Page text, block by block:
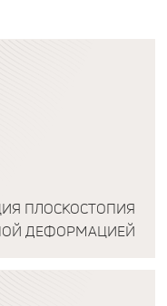
ПЛОСКОСТОПИЯ
ДЕФОРМАЦИЕЙ